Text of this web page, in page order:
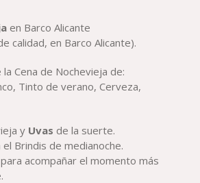
en Barco Alicante
calidad, en Barco Alicante).
Cena de Nochevieja de:
Tinto de verano, Cerveza,
y Uvas de la suerte.
el Brindis de medianoche.
para acompañar el momento más